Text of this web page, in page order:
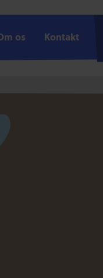
os
os Kontakt
Kontakt